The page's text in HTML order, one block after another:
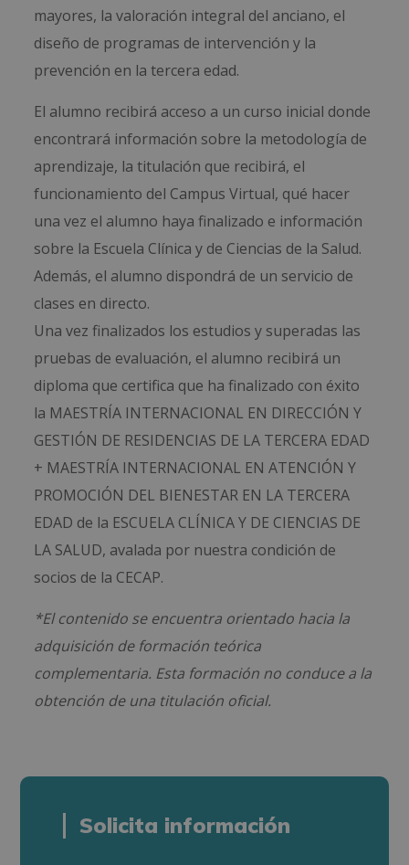
mayores, la valoración integral del anciano, el
diseño de programas de intervención y la
prevención en la tercera edad.
El alumno recibirá acceso a un curso inicial donde
encontrará información sobre la metodología de
aprendizaje, la titulación que recibirá, el
funcionamiento del Campus Virtual, qué hacer
una vez el alumno haya finalizado e información
sobre la Escuela Clínica y de Ciencias de la Salud.
Además, el alumno dispondrá de un servicio de
clases en directo.
Una vez finalizados los estudios y superadas las
pruebas de evaluación, el alumno recibirá un
diploma que certifica que ha finalizado con éxito
la MAESTRÍA INTERNACIONAL EN DIRECCIÓN Y
GESTIÓN DE RESIDENCIAS DE LA TERCERA EDAD
+ MAESTRÍA INTERNACIONAL EN ATENCIÓN Y
PROMOCIÓN DEL BIENESTAR EN LA TERCERA
EDAD de la ESCUELA CLÍNICA Y DE CIENCIAS DE
LA SALUD, avalada por nuestra condición de
socios de la CECAP.
*El contenido se encuentra orientado hacia la
adquisición de formación teórica
complementaria. Esta formación no conduce a la
obtención de una titulación oficial.
Solicita información